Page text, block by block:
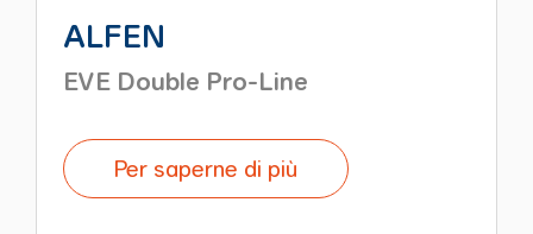
ALFEN
EVE Double Pro-Line
Per saperne di più